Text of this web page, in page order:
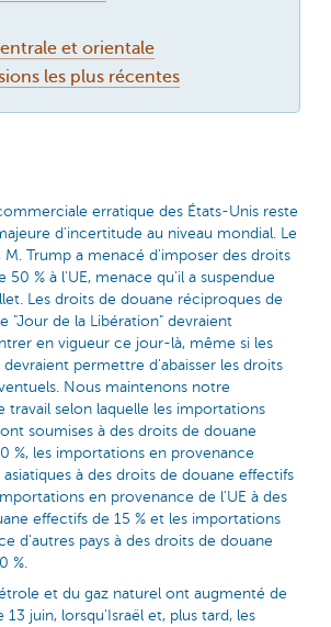
et orientale
les plus récentes
erratique des États-Unis reste
d'incertitude au niveau mondial. Le
M. Trump a menacé d'imposer des droits
50 % à l'UE, menace qu'il a suspendue
Les droits de douane réciproques de
"Jour de la Libération" devraient
en vigueur ce jour-là, même si les
permettre d'abaisser les droits
Nous maintenons notre
travail selon laquelle les importations
soumises à des droits de douane
%, les importations en provenance
asiatiques à des droits de douane effectifs
en provenance de l'UE à des
effectifs de 15 % et les importations
d'autres pays à des droits de douane
%.
et du gaz naturel ont augmenté de
13 juin, lorsqu'Israël et, plus tard, les